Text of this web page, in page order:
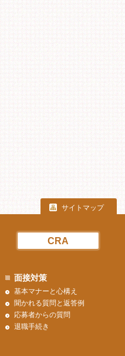
サイトマップ
CRA
面接対策
基本マナーと心構え
聞かれる質問と返答例
応募者からの質問
退職手続き